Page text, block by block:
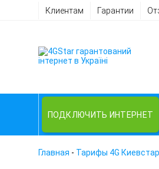
Клиентам Гарантии
ПОДКЛЮЧИТЬ ИНТЕРНЕТ
Главная - Тарифы 4G Киевстар